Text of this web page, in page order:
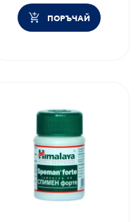
ПОРЪЧАЙ